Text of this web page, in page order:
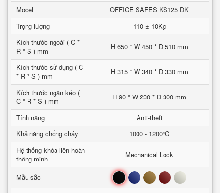
Model
OFFICE SAFES KS125 DK
Trọng lượng
110 ± 10Kg
Kích thước ngoài ( C *
R * S ) mm
H 650 * W 450 * D 510 mm
Kích thước sử dụng ( C
* R * S ) mm
H 315 * W 340 * D 330 mm
Kích thước ngăn kéo (
C * R * S ) mm
H 90 * W 230 * D 300 mm
Tính năng
Anti-theft
Khả năng chống cháy
1000 - 1200°C
Hệ thống khóa liên hoàn
thông minh
Mechanical Lock
Mầu sắc Đen Xanh Nâu Đỏ Trắng